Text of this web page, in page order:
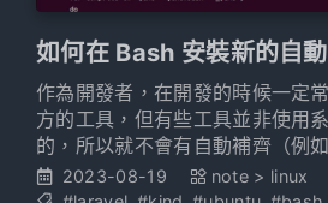
如何在 Bash 安裝新的自
作為開發者，在開發的時候一定
方的工具，但有些工具並非使用
的，所以就不會有自動補齊（例
artisan）。 雖然新版已經有內建
（已知 8 版開始有多了一個
2023-08-19 note > linux